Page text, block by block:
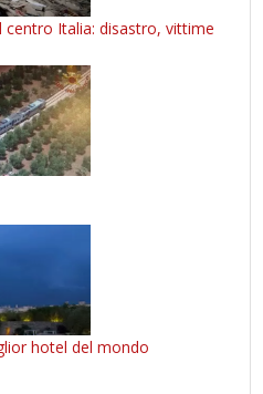
Italia: disastro, vittime
hotel del mondo